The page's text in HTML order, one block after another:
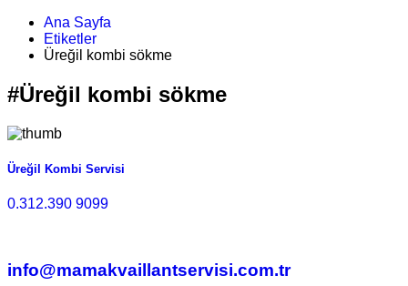
Ana Sayfa
Etiketler
Üreğil kombi sökme
#Üreğil kombi sökme
Üreğil Kombi Servisi
0.312.390 9099
info@mamakvaillantservisi.com.tr